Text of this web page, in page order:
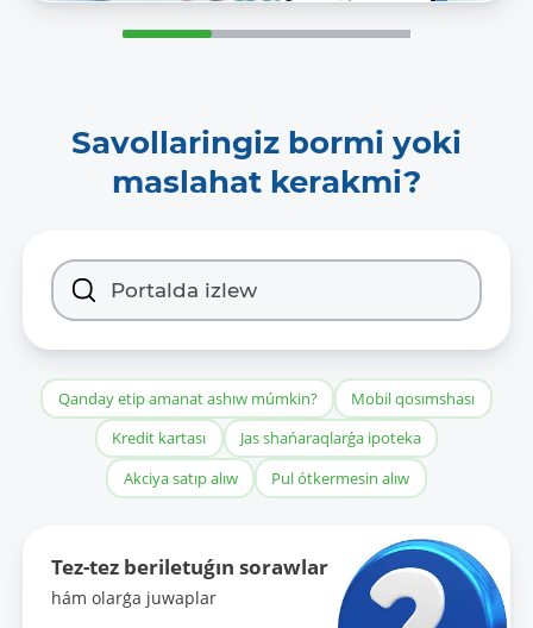
Savollaringiz bormi yoki
maslahat kerakmi?
Qanday etip amanat ashıw múmkin?
Mobil qosımshası
Kredit kartası
Jas shańaraqlarǵa ipoteka
Akciya satıp alıw
Pul ótkermesin alıw
Tez-tez beriletuǵın sorawlar
hám olarǵa juwaplar